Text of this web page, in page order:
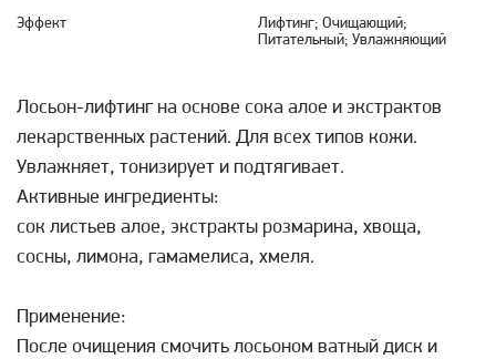
Эффект
Лифтинг; Очищающий;
Питательный; Увлажняющий
Лосьон-лифтинг на основе сока алое и экстрактов
лекарственных растений. Для всех типов кожи.
Увлажняет, тонизирует и подтягивает.
Активные ингредиенты:
сок листьев алое, экстракты розмарина, хвоща,
сосны, лимона, гамамелиса, хмеля.
Применение:
После очищения смочить лосьоном ватный диск и